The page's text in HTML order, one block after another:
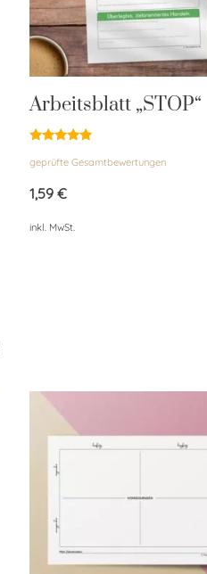
Arbeitsblatt „STOP“
mit
von 5
geprüfte Gesamtbewertungen
1,59 €
inkl. MwSt.